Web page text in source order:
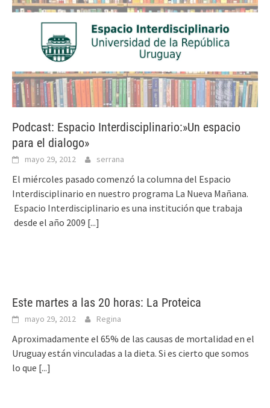
Podcast: Espacio Interdisciplinario:»Un espacio
para el dialogo»
mayo 29, 2012 serrana
El miércoles pasado comenzó la columna del Espacio
Interdisciplinario en nuestro programa La Nueva Mañana.
Espacio Interdisciplinario es una institución que trabaja
desde el año 2009 [...]
Este martes a las 20 horas: La Proteica
mayo 29, 2012 Regina
Aproximadamente el 65% de las causas de mortalidad en el
Uruguay están vinculadas a la dieta. Si es cierto que somos
lo que [...]